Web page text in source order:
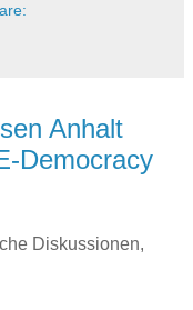
Anhalt
Democracy
Diskussionen,